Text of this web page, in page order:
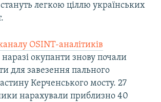
легкою ціллю українських
OSINT-аналітиків
окупанти знову почали
для завезення пального
Керченського мосту. 27
нарахували приблизно 40